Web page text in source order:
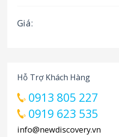
Giá:
Hỗ Trợ Khách Hàng
0913 805 227
0919 623 535
info@newdiscovery.vn